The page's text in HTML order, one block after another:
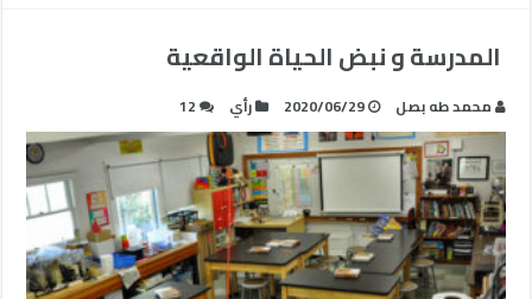
المدرسة و نبض الحياة الواقعية
محمد طه بصل 2020/06/29 رأي 12